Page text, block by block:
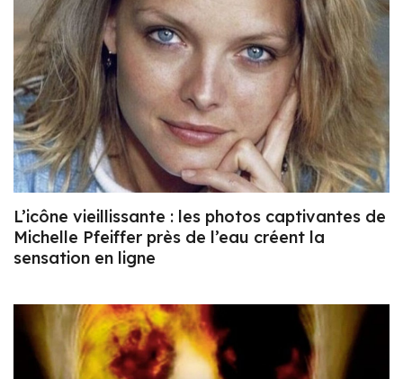
L’icône vieillissante : les photos captivantes de
Michelle Pfeiffer près de l’eau créent la
sensation en ligne